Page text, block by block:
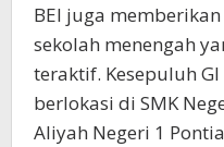
BEI juga
sekolah menengah
teraktif. Kesepuluh
berlokasi di SMK
Aliyah Negeri 1